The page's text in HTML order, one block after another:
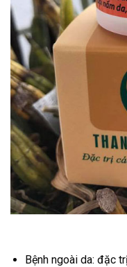
Bệnh ngoài da: đặc